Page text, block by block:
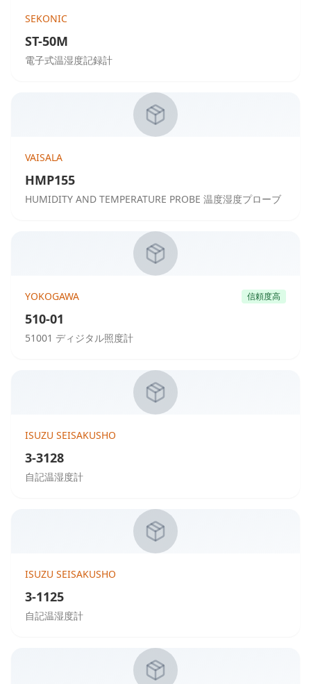
SEKONIC
ST-50M
電子式温湿度記録計
VAISALA
HMP155
HUMIDITY AND TEMPERATURE PROBE 温度湿度プローブ
YOKOGAWA 信頼度高
510-01
51001 ディジタル照度計
ISUZU SEISAKUSHO
3-3128
自記温湿度計
ISUZU SEISAKUSHO
3-1125
自記温湿度計